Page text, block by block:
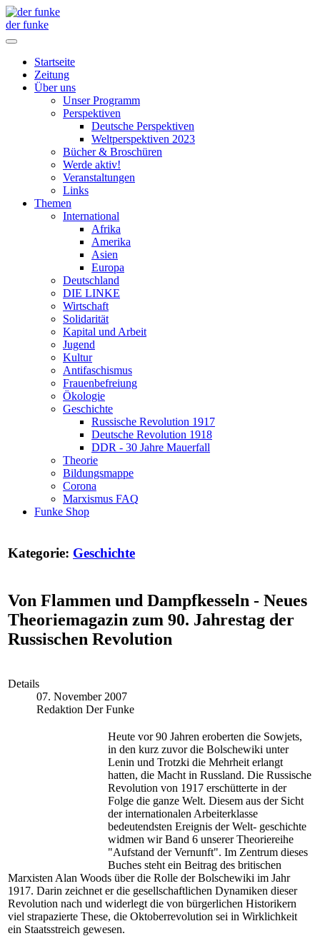
der funke
Startseite
Zeitung
Über uns
Unser Programm
Perspektiven
Deutsche Perspektiven
Weltperspektiven 2023
Bücher & Broschüren
Werde aktiv!
Veranstaltungen
Links
Themen
International
Afrika
Amerika
Asien
Europa
Deutschland
DIE LINKE
Wirtschaft
Solidarität
Kapital und Arbeit
Jugend
Kultur
Antifaschismus
Frauenbefreiung
Ökologie
Geschichte
Russische Revolution 1917
Deutsche Revolution 1918
DDR - 30 Jahre Mauerfall
Theorie
Bildungsmappe
Corona
Marxismus FAQ
Funke Shop
Kategorie: Geschichte
Von Flammen und Dampfkesseln - Neues
Theoriemagazin zum 90. Jahrestag der
Russischen Revolution
Details
07. November 2007
Redaktion Der Funke
Heute vor 90 Jahren eroberten die Sowjets,
in den kurz zuvor die Bolschewiki unter
Lenin und Trotzki die Mehrheit erlangt
hatten, die Macht in Russland. Die Russische
Revolution von 1917 erschütterte in der
Folge die ganze Welt. Diesem aus der Sicht
der internationalen Arbeiterklasse
bedeutendsten Ereignis der Welt- geschichte
widmen wir Band 6 unserer Theoriereihe
"Aufstand der Vernunft". Im Zentrum dieses
Buches steht ein Beitrag des britischen
Marxisten Alan Woods über die Rolle der Bolschewiki im Jahr
1917. Darin zeichnet er die gesellschaftlichen Dynamiken dieser
Revolution nach und widerlegt die von bürgerlichen Historikern
viel strapazierte These, die Oktoberrevolution sei in Wirklichkeit
ein Staatsstreich gewesen.